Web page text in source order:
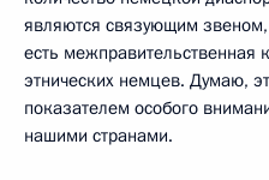
являются связующим
есть межправительственная
этнических немцев. Думаю,
показателем особого
нашими странами.